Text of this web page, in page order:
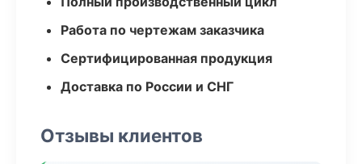
Работа по чертежам заказчика
Сертифицированная продукция
Доставка по России и СНГ
Отзывы клиентов